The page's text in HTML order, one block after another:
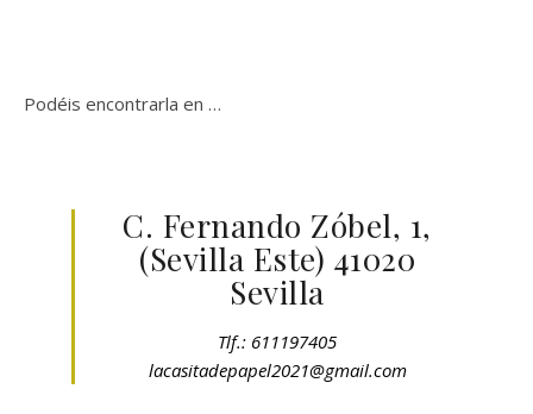
Podéis encontrarla en …
C. Fernando Zóbel, 1,
(Sevilla Este) 41020
Sevilla
Tlf.: 611197405
lacasitadepapel2021@gmail.com